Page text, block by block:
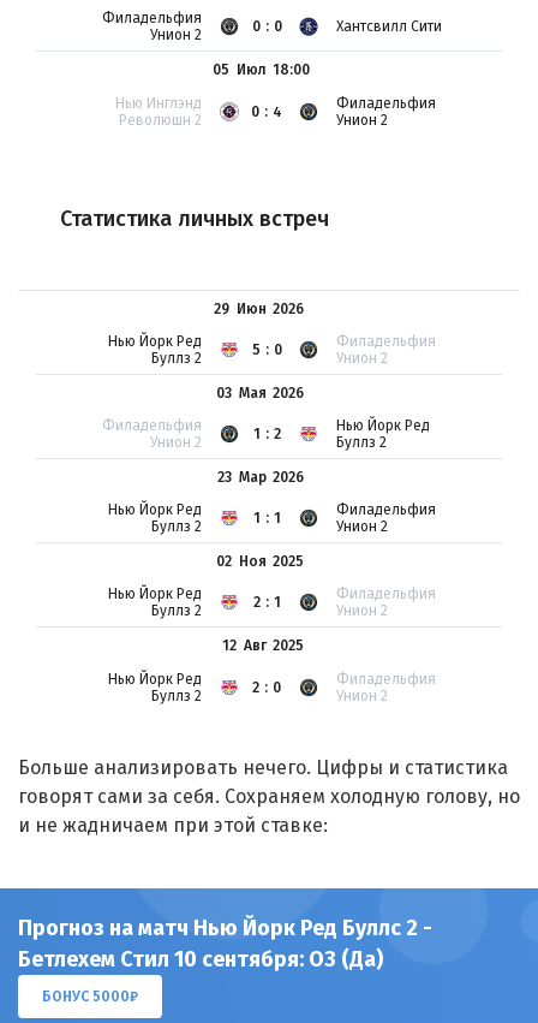
Филадельфия
Унион 2
0:0 Хантсвилл Сити
05 Июл
Нью Инглэнд
Революшн 2
0:4
Филадельфия
Унион 2
18:00
Статистика личных встреч
29 Июн
Нью Йорк Ред
Буллз 2
5:0
Филадельфия
Унион 2
2026
03 Мая
Филадельфия
Унион 2
1:2
Нью Йорк Ред
Буллз 2
2026
23 Мар
Нью Йорк Ред
Буллз 2
1:1
Филадельфия
Унион 2
2026
02 Ноя
Нью Йорк Ред
Буллз 2
2:1
Филадельфия
Унион 2
2025
12 Авг
Нью Йорк Ред
Буллз 2
2:0
Филадельфия
Унион 2
2025
Больше анализировать нечего. Цифры и статистика
говорят сами за себя. Сохраняем холодную голову, но
и не жадничаем при этой ставке:
Прогноз на матч Нью Йорк Ред Буллс 2 -
Бетлехем Стил 10 сентября: ОЗ (Да)
БОНУС 5000₽